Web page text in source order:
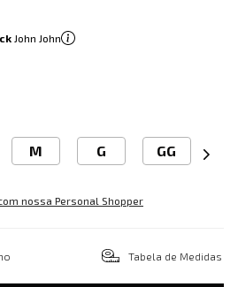
John John
M G GG
nossa Personal Shopper
Tabela de Medidas